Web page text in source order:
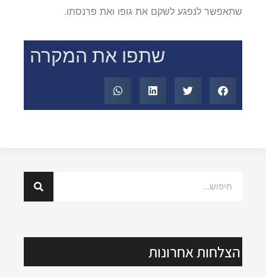
שתאפשר לנפגע לשקם את גופו ואת פרנסתו.
שתפו את המקרה
הצלחות אחרונות